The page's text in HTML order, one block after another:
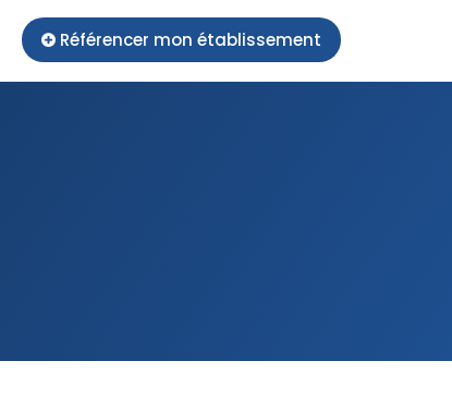
Référencer mon établissement